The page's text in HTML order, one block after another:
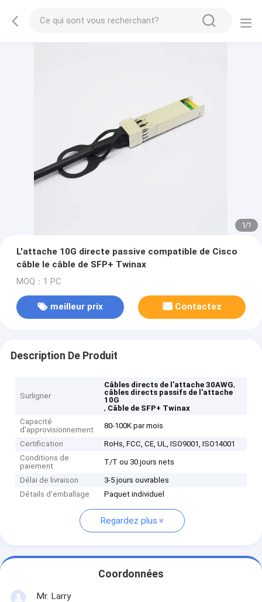
1/1
L'attache 10G directe passive compatible de Cisco
câble le câble de SFP+ Twinax
MOQ：1 PC
meilleur prix Contactez
Description De Produit
Surligner
Câbles directs de l'attache 30AWG,
câbles directs passifs de l'attache
10G
, Câble de SFP+ Twinax
Capacité
d'approvisionnement
80-100K par mois
Certification
RoHs, FCC, CE, UL, ISO9001, ISO14001
Conditions de
paiement
T/T ou 30 jours nets
Délai de livraison
3-5 jours ouvrables
Détails d'emballage
Paquet individuel
Regardez plus
Coordonnées
Mr. Larry